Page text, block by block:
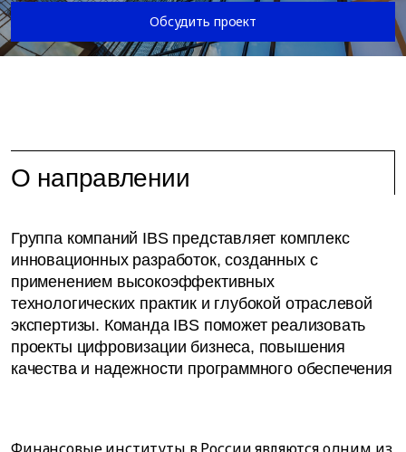
Обсудить проект
О направлении
Группа компаний IBS представляет комплекс
инновационных разработок, созданных с
применением высокоэффективных
технологических практик и глубокой отраслевой
экспертизы. Команда IBS поможет реализовать
проекты цифровизации бизнеса, повышения
качества и надежности программного обеспечения